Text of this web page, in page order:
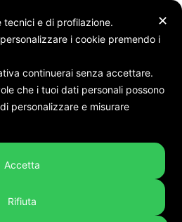
svanita
forse si
Spunta una
✕
e di profilazione.
i cookie premendo i
continuerai senza accettare.
che i tuoi dati personali possono
personalizzare e misurare
Accetta
Rifiuta